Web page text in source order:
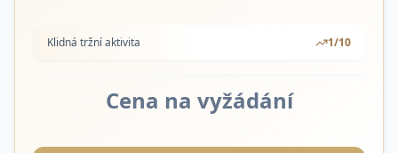
Klidná tržní aktivita 1/10
Cena na vyžádání